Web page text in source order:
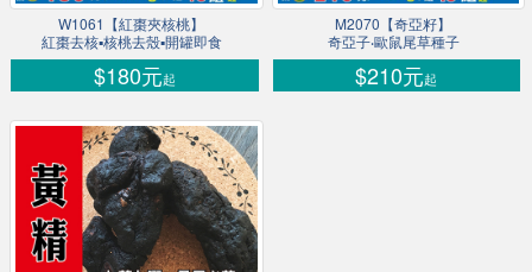
W1061【紅棗夾核桃】
紅棗去核▪核桃去殼▪開罐即食
$180元起
M2070【奇亞籽】
奇亞子‧歐鼠尾草種子
$210元起